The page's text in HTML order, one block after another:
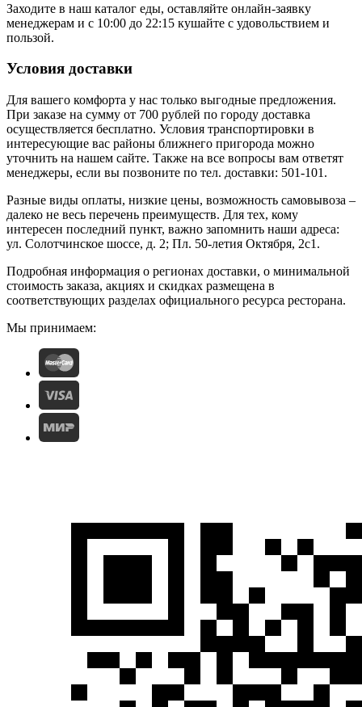
Заходите в наш каталог еды, оставляйте онлайн-заявку
менеджерам и с 10:00 до 22:15 кушайте с удовольствием и
пользой.
Условия доставки
Для вашего комфорта у нас только выгодные предложения.
При заказе на сумму от 700 рублей по городу доставка
осуществляется бесплатно. Условия транспортировки в
интересующие вас районы ближнего пригорода можно
уточнить на нашем сайте. Также на все вопросы вам ответят
менеджеры, если вы позвоните по тел. доставки: 501-101.
Разные виды оплаты, низкие цены, возможность самовывоза –
далеко не весь перечень преимуществ. Для тех, кому
интересен последний пункт, важно запомнить наши адреса:
ул. Солотчинское шоссе, д. 2; Пл. 50-летия Октября, 2с1.
Подробная информация о регионах доставки, о минимальной
стоимость заказа, акциях и скидках размещена в
соответствующих разделах официального ресурса ресторана.
Мы принимаем: